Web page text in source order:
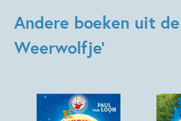
Andere boeken uit
Weerwolfje'